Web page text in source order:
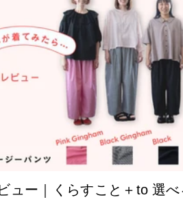
ュー｜くらすこと＋to 選